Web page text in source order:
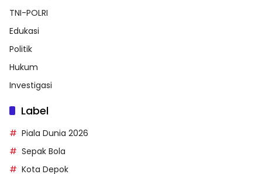
TNI-POLRI
Edukasi
Politik
Hukum
Investigasi
Label
Piala Dunia 2026
Sepak Bola
Kota Depok